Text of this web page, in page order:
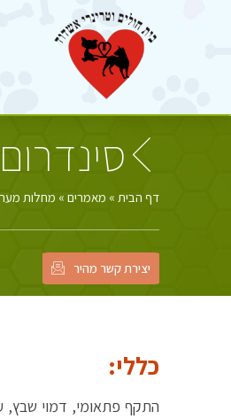
דף הבית» מאמרים» מחלות
יצירת קשר מהיר
כללי:
התקף פתאומי, דמוי שבץ,